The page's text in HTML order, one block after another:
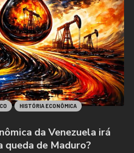
HISTÓRIA ECONÔMICA
da Venezuela irá
queda de Maduro?